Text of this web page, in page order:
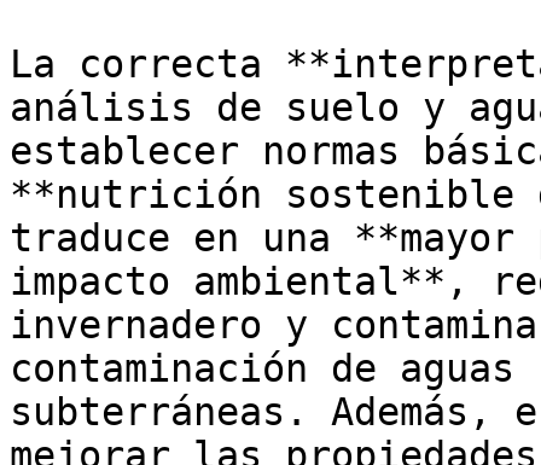
La correcta
análisis de suelo y
establecer normas
**nutrición sostenible
traduce en una
impacto ambiental**,
invernadero y
contaminación de
subterráneas.
mejorar las